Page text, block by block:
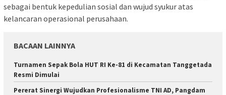
sebagai bentuk kepedulian sosial dan wujud syukur atas
kelancaran operasional perusahaan.
BACAAN LAINNYA
Turnamen Sepak Bola HUT RI Ke-81 di Kecamatan Tanggetada
Resmi Dimulai
Pererat Sinergi Wujudkan Profesionalisme TNI AD, Pangdam